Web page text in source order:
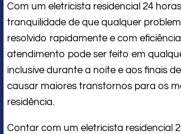
Com um eletricista residencial 24
tranquilidade de que qualquer
resolvido rapidamente e com
atendimento pode ser feito em
inclusive durante a noite e aos finais
causar maiores transtornos para os
residência.
Contar com um eletricista residencial